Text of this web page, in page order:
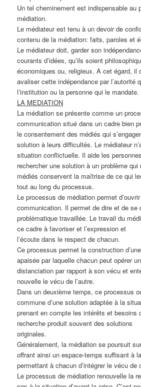
Un tel cheminement est indispensable au
médiation.
Le médiateur est tenu à un devoir de
contenu de la médiation: faits, paroles et
Le médiateur doit, garder son
courants d’idées, qu’ils soient
économiques ou, religieux. A cet égard, il
avaliser cette indépendance par l’autorité
l’institution ou la personne qui le mandate.
LA MEDIATION
La médiation se présente comme un
communication situé dans un cadre bien
le consentement des médiés qui
solution à leurs difficultés. Le médiateur
situation conflictuelle. Il aide les
rechercher une solution à un problème qui
médiés conservent la maîtrise de ce qui
tout au long du processus.
Le processus de médiation permet
communication. Il permet de dire et de se
problématique travaillée. Le travail du
ce cadre à favoriser et l’expression et
l’écoute dans le respect de chacun.
Ce processus permet la construction
apaisée par laquelle chacun peut opérer
distanciation par rapport à son vécu et
nouvelle le vécu de l’autre.
Dans un deuxième temps, ce processus
commune d’une solution adaptée à la
prenant en compte les intérêts et besoins
recherche produit souvent des solutions
originales.
Généralement, la médiation se poursuit
offrant ainsi un espace-temps suffisant à
permettant à chacun d’intégrer le vécu de
Le processus de médiation renouvelle la